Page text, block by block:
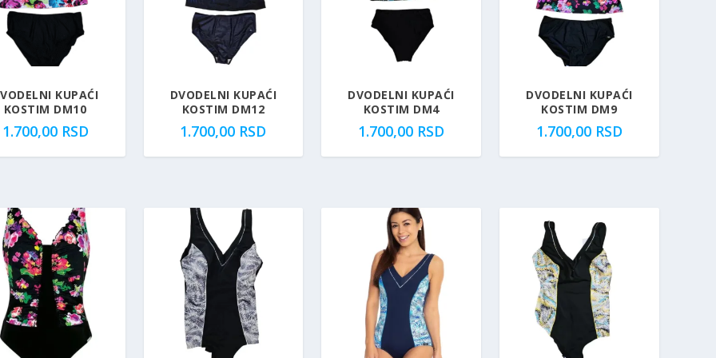
KUPAĆI
KOSTIM DM10
1.700,00 RSD
DVODELNI KUPAĆI
KOSTIM DM12
1.700,00 RSD
DVODELNI KUPAĆI
KOSTIM DM4
1.700,00 RSD
DVODELNI KUPAĆI
KOSTIM DM9
1.700,00 RSD